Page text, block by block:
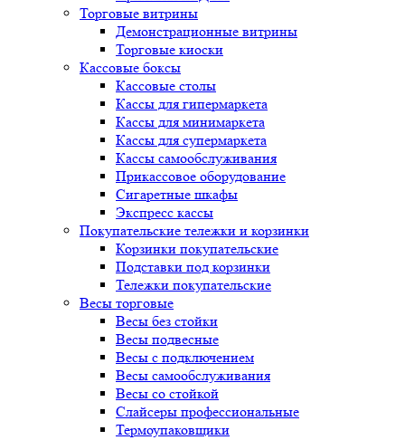
Торговые витрины
Демонстрационные витрины
Торговые киоски
Кассовые боксы
Кассовые столы
Кассы для гипермаркета
Кассы для минимаркета
Кассы для супермаркета
Кассы самообслуживания
Прикассовое оборудование
Сигаретные шкафы
Экспресс кассы
Покупательские тележки и корзинки
Корзинки покупательские
Подставки под корзинки
Тележки покупательские
Весы торговые
Весы без стойки
Весы подвесные
Весы с подключением
Весы самообслуживания
Весы со стойкой
Слайсеры профессиональные
Термоупаковщики